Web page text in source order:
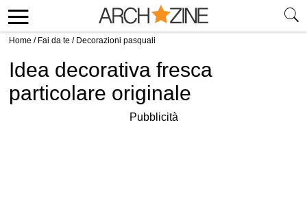
Home / Fai da te / Decorazioni pasquali
Idea decorativa fresca
particolare originale
Pubblicità